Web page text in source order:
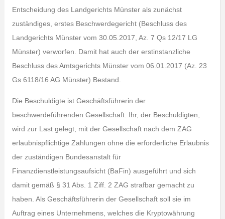
Entscheidung des Landgerichts Münster als zunächst
zuständiges, erstes Beschwerdegericht (Beschluss des
Landgerichts Münster vom 30.05.2017, Az. 7 Qs 12/17 LG
Münster) verworfen. Damit hat auch der erstinstanzliche
Beschluss des Amtsgerichts Münster vom 06.01.2017 (Az. 23
Gs 6118/16 AG Münster) Bestand.
Die Beschuldigte ist Geschäftsführerin der
beschwerdeführenden Gesellschaft. Ihr, der Beschuldigten,
wird zur Last gelegt, mit der Gesellschaft nach dem ZAG
erlaubnispflichtige Zahlungen ohne die erforderliche Erlaubnis
der zuständigen Bundesanstalt für
Finanzdienstleistungsaufsicht (BaFin) ausgeführt und sich
damit gemäß § 31 Abs. 1 Ziff. 2 ZAG strafbar gemacht zu
haben. Als Geschäftsführerin der Gesellschaft soll sie im
Auftrag eines Unternehmens, welches die Kryptowährung